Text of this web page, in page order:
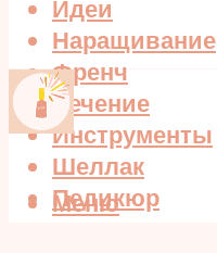
Идеи
Наращивание
Френч
Лечение
Инструменты
Шеллак
Педикюр
Меню